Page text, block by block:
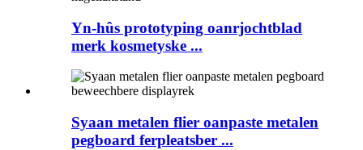
Yn-hûs prototyping oanrjochtblad
merk kosmetyske ...
Syaan metalen flier oanpaste metalen
pegboard ferpleatsber ...